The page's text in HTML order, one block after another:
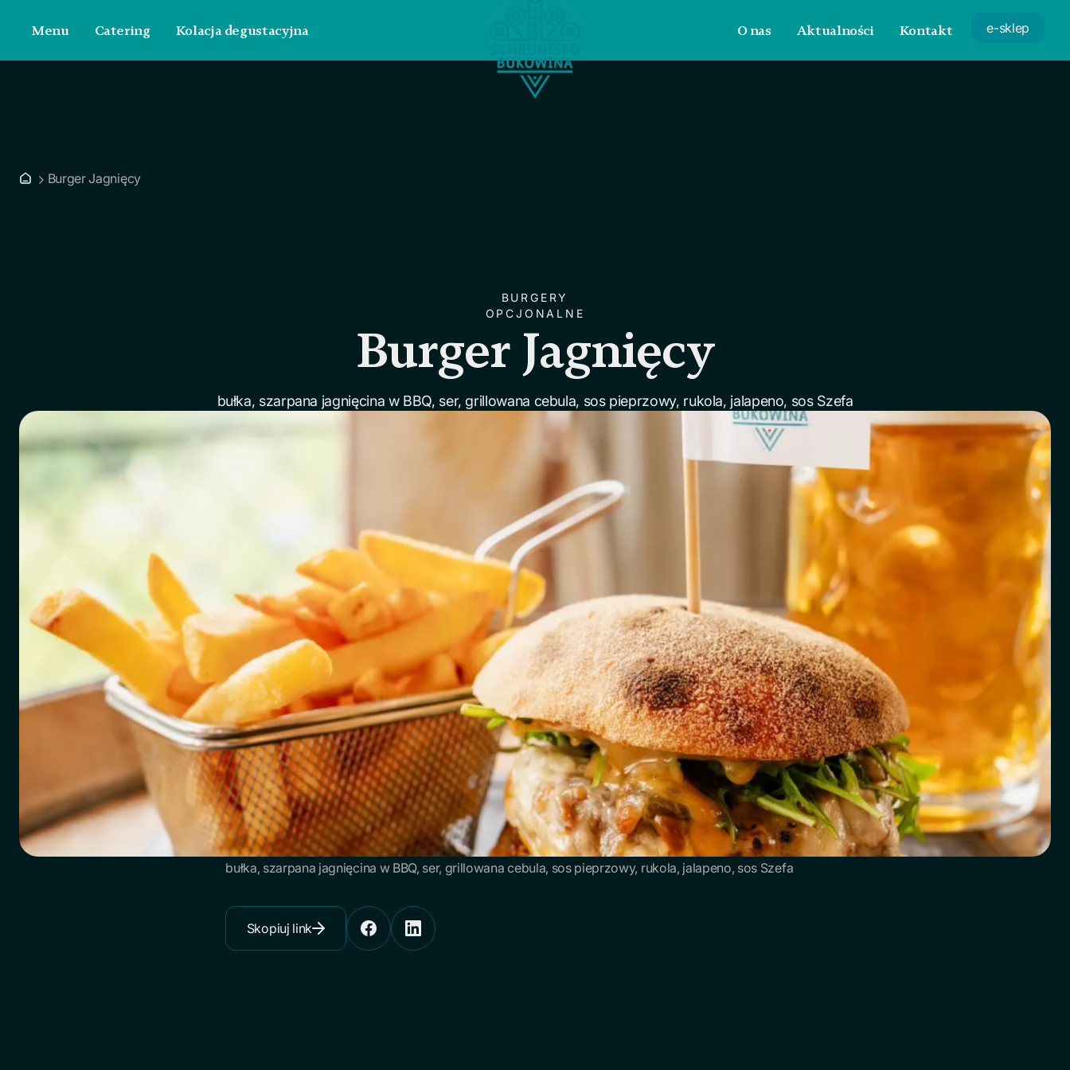
Menu Catering Kolacja degustacyjna O nas Aktualności Kontakt e-sklep
Burger Jagnięcy
BURGERY
OPCJONALNE
Burger Jagnięcy
bułka, szarpana jagnięcina w BBQ, ser, grillowana cebula, sos pieprzowy, rukola, jalapeno, sos Szefa
bułka, szarpana jagnięcina w BBQ, ser, grillowana cebula, sos pieprzowy, rukola, jalapeno, sos Szefa
Skopiuj link